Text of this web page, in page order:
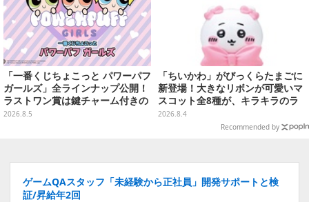
「一番くじちょこっと パワーパフ
ガールズ」全ラインナップ公開！
ラストワン賞は鍵チャーム付きの
シール帳スペシャルセットを用意
2026.8.5
「ちいかわ」がびっくらたまごに
新登場！大きなリボンが可愛いマ
スコット全8種が、キラキラのラ
メ入り入浴剤から飛び出す
2026.8.4
Recommended by
ゲームQAスタッフ「未経験から正社員」開発サポートと検
証/昇給年2回